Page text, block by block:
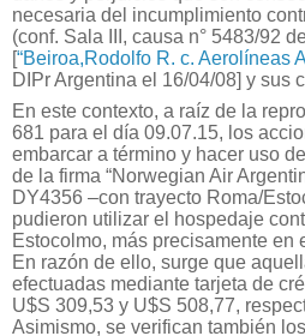
necesaria del incumplimiento
(conf. Sala III, causa n° 5483/92
[“Beiroa,Rodolfo R. c. Aerolíneas
DIPr Argentina el 16/04/08] y sus
En este contexto, a raíz de la
681 para el día 09.07.15, los
embarcar a término y hacer uso
de la firma “Norwegian Air
DY4356 –con trayecto Roma/
pudieron utilizar el hospedaje
Estocolmo, más precisamente en
En razón de ello, surge que
efectuadas mediante tarjeta de
U$S 309,53 y U$S 508,77,
Asimismo, se verifican también